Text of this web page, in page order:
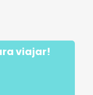
viajar!